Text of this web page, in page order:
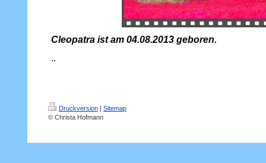
Cleopatra ist am 04.08.2013 geboren.
..
Druckversion | Sitemap
© Christa Hofmann